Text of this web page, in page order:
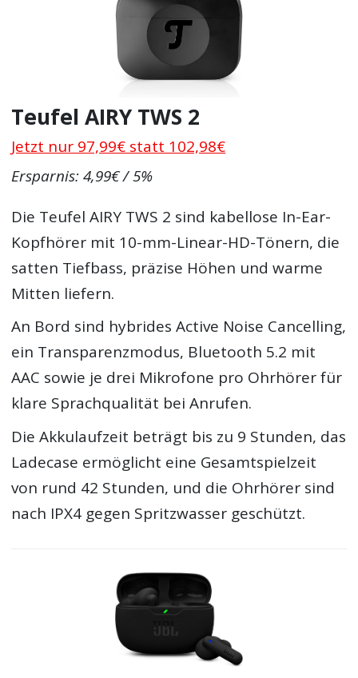
Teufel AIRY TWS 2
Jetzt nur 97,99€ statt 102,98€
Ersparnis: 4,99€ / 5%
Die Teufel AIRY TWS 2 sind kabellose In-Ear-
Kopfhörer mit 10-mm-Linear-HD-Tönern, die
satten Tiefbass, präzise Höhen und warme
Mitten liefern.
An Bord sind hybrides Active Noise Cancelling,
ein Transparenzmodus, Bluetooth 5.2 mit
AAC sowie je drei Mikrofone pro Ohrhörer für
klare Sprachqualität bei Anrufen.
Die Akkulaufzeit beträgt bis zu 9 Stunden, das
Ladecase ermöglicht eine Gesamtspielzeit
von rund 42 Stunden, und die Ohrhörer sind
nach IPX4 gegen Spritzwasser geschützt.